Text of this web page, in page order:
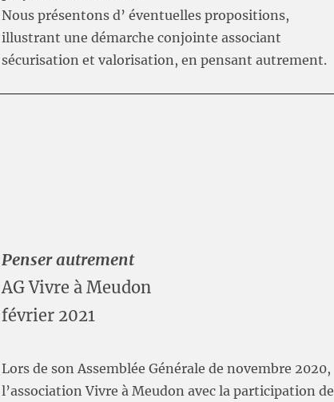
Nous présentons d’ éventuelles propositions,
illustrant une démarche conjointe associant
sécurisation et valorisation, en pensant autrement.
Penser autrement
AG Vivre à Meudon
février 2021
Lors de son Assemblée Générale de novembre 2020,
l’association Vivre à Meudon avec la participation de